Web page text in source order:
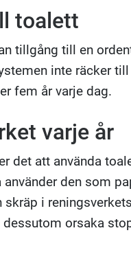
toalett
tillgång till en
inte räcker
fem år varje dag.
varje år
det att använda
den som
i
orsaka